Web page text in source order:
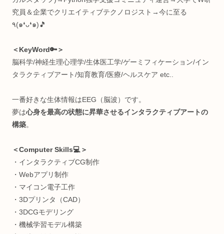
十代で重度の病にかかり、身体の健康や脳の仕組みに興味
つようになる。肉体や精神を制御する術を探し、プログラ
ちに快復し、好奇心だけが残ってしまった存在。人間を究
のがすき。
超お堅い中高一貫(岡山白陵)→メンタルブレイク→中退→病
で薬漬け→栄養学独学→1年で40kg痩せる→IT系専門学校→
金勿体なくて中退→GIFTED教育→プログラミング独学&リ
＆日本旅→放送大学→国際ヨガ資格→LINE株式会社(SES)→
京都ビジコン副賞→Webサービス起業→日本科学未来館(テ
カルスタッフ)→Python独学支援コミニュティ運営→大学で
究員＆企業でクリエイティブテクノロジスト→今に至る
٩(๑❛ᴗ❛๑)🎵
＜KeyWord🔑＞